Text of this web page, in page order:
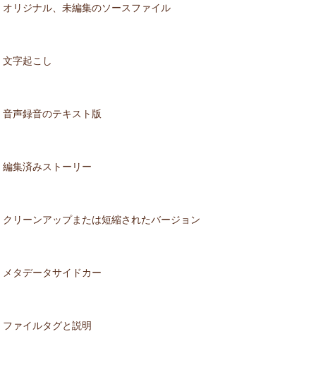
オリジナル、未編集のソースファイル
文字起こし
音声録音のテキスト版
編集済みストーリー
クリーンアップまたは短縮されたバージョン
メタデータサイドカー
ファイルタグと説明